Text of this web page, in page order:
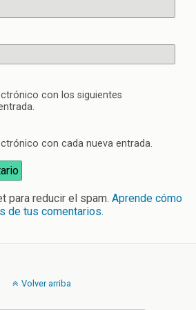
con los siguientes
con cada nueva entrada.
para reducir el spam. Aprende cómo
de tus comentarios.
Volver arriba